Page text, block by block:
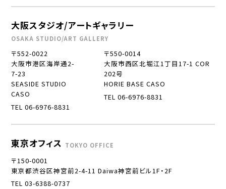
大阪スタジオ/アートギャラリー
OSAKA STUDIO/ART GALLERY
〒552-0022
大阪市港区海岸通2-
7-23
SEASIDE STUDIO
CASO
TEL 06-6976-8831
〒550-0014
大阪市西区北堀江1丁目17-1 COR
202号
HORIE BASE CASO
TEL 06-6976-8831
東京オフィス TOKYO OFFICE
〒150-0001
東京都渋谷区神宮前2-4-11 Daiwa神宮前ビル1F・2F
TEL 03-6388-0737